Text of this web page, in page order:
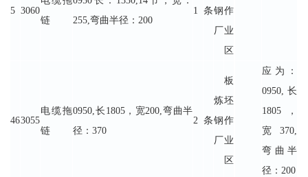
5 3060
链
255,弯曲半径：200
1 条钢
厂
作
业
区
463055
电缆拖
链
0950,长1805，宽200,弯曲半
径：370
2 条
炼
钢
厂
板
坯
作
业
区
应为：
0950,长
1805，
宽370,
弯曲半
径：200